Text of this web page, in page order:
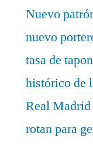
Nuevo
nuevo
tasa de
histórico de
Real Madrid
rotan para